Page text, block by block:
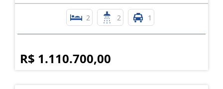
2 2 1
R$ 1.110.700,00